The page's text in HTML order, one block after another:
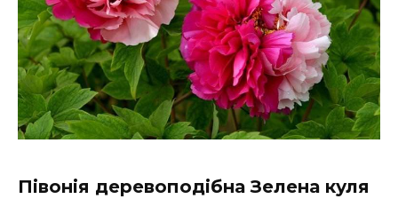
Півонія деревоподібна Зелена куля